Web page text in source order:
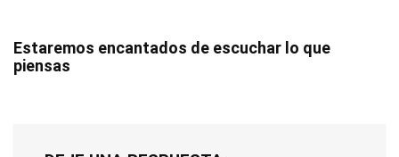
Estaremos encantados de escuchar lo que
piensas